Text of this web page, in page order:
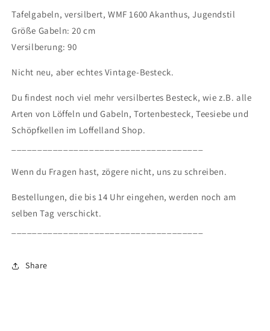
Tafelgabeln, versilbert, WMF 1600 Akanthus, Jugendstil
Größe Gabeln: 20 cm
Versilberung: 90
Nicht neu, aber echtes Vintage-Besteck.
Du findest noch viel mehr versilbertes Besteck, wie z.B. alle
Arten von Löffeln und Gabeln, Tortenbesteck, Teesiebe und
Schöpfkellen im Loffelland Shop.
Wenn du Fragen hast, zögere nicht, uns zu schreiben.
Bestellungen, die bis 14 Uhr eingehen, werden noch am
selben Tag verschickt.
Share